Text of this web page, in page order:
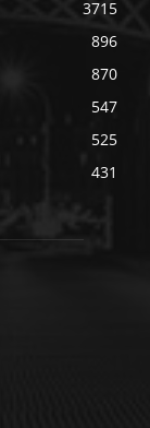
3715
896
870
547
525
431